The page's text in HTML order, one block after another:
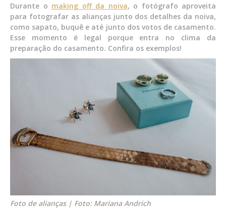
Durante o making off da noiva, o fotógrafo aproveita
para fotografar as alianças junto dos detalhes da noiva,
como sapato, buquê e até junto dos votos de casamento.
Esse momento é legal porque entra no clima da
preparação do casamento. Confira os exemplos!
Foto de alianças | Foto: Mariana Andrich